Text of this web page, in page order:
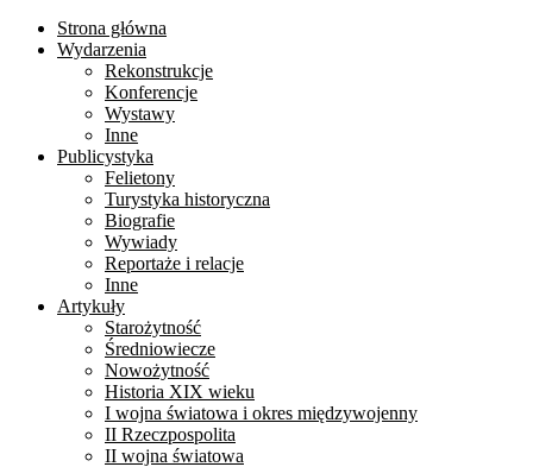
Strona główna
Wydarzenia
Rekonstrukcje
Konferencje
Wystawy
Inne
Publicystyka
Felietony
Turystyka historyczna
Biografie
Wywiady
Reportaże i relacje
Inne
Artykuły
Starożytność
Średniowiecze
Nowożytność
Historia XIX wieku
I wojna światowa i okres międzywojenny
II Rzeczpospolita
II wojna światowa